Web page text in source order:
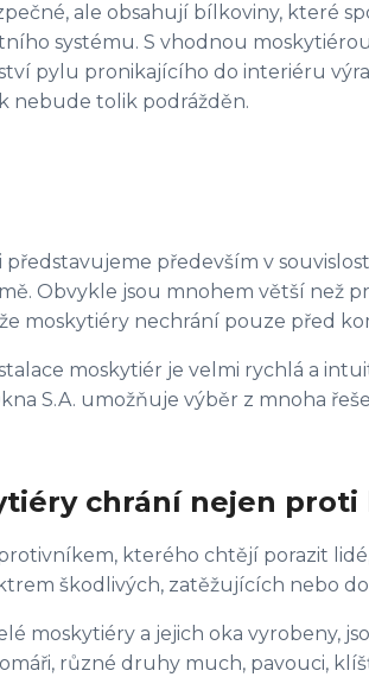
ale obsahují bílkoviny, které
systému. S vhodnou
pylu pronikajícího do interiéru
nebude tolik podrážděn.
především v
Obvykle jsou mnohem větší než
moskytiéry nechrání pouze před
moskytiér je velmi rychlá a
S.A. umožňuje výběr z mnoha
chrání nejen proti
kterého chtějí porazit
škodlivých, zatěžujících nebo
moskytiéry a jejich oka vyrobeny,
různé druhy much, pavouci,